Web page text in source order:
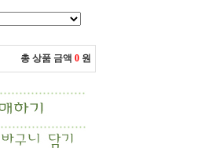
총 상품 금액 0 원